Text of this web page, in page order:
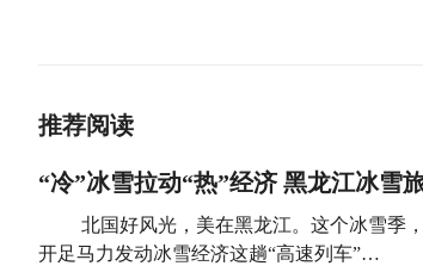
推荐阅读
“冷”冰雪拉动“热”经济 黑龙江冰雪
北国好风光，美在黑龙江。这个冰雪季
开足马力发动冰雪经济这趟“高速列车”…